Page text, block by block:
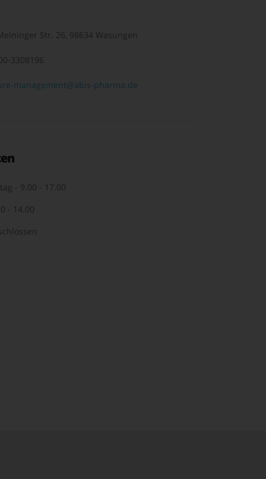
Str. 26, 98634 Wasungen
3308196
management@abis-pharma.de
- 9.00 - 17.00
- 14.00